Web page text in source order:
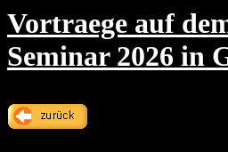
Vortraege auf
Seminar 2026 in